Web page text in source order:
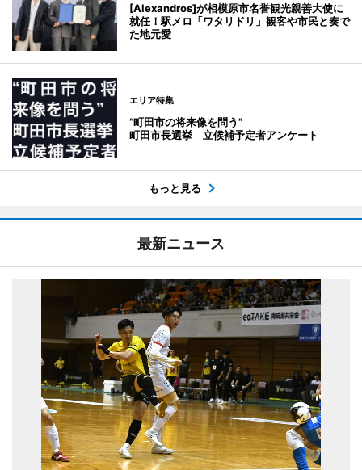
[Alexandros]が相模原市名誉観光親善大使に
就任！駅メロ「ワタリドリ」観客や市民と奏で
た地元愛
エリア特集
“町田市の将来像を問う”
町田市長選挙 立候補予定者アンケート
もっと見る
最新ニュース